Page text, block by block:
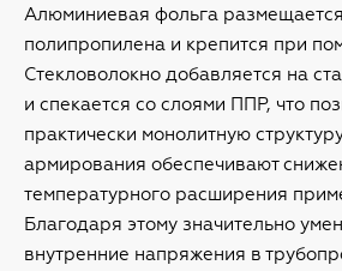
Алюминиевая фольга
полипропилена и крепится при
Стекловолокно добавляется на
и спекается со слоями ППР, что
практически монолитную
армирования обеспечивают
температурного расширения
Благодаря этому значительно
внутренние напряжения в